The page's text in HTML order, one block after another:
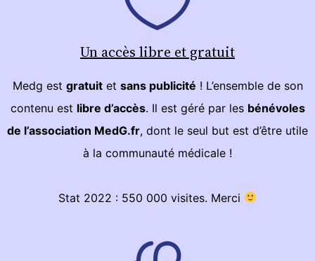
Un accès libre et gratuit
Medg est gratuitet sans publicité ! L’ensemble de son
contenu est libre d’accès. Il est géré par les bénévoles
de l’association MedG.fr, dont le seul but est d’être utile
à la communauté médicale !
Stat 2022 : 550 000 visites. Merci